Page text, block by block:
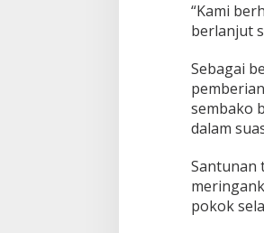
“Kami
berlanjut
Sebagai
sembako
dalam
Santunan
pokok